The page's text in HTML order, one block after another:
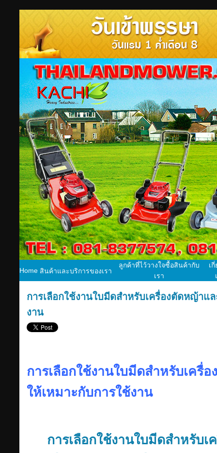
Home สินค้าและบริการของเรา
ลูกค้าที่ไว้วางใจซื้อสินค้ากับ
เรา
เ
การเลือกใช้งานใบมีดสำหรับเครื่องตัดหญ้าแ
งาน
การเลือกใช้งานใบมีดสำหรับเค
ให้เหมาะกับการใช้งาน
การเลือกใช้งานใบมีดสำหรับ